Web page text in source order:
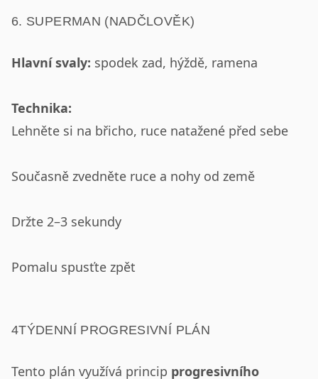
6. SUPERMAN (NADČLOVĚK)
Hlavní svaly: spodek zad, hýždě, ramena
Technika:
Lehněte si na břicho, ruce natažené před sebe
Současně zvedněte ruce a nohy od země
Držte 2–3 sekundy
Pomalu spusťte zpět
4TÝDENNÍ PROGRESIVNÍ PLÁN
Tento plán využívá princip progresivního